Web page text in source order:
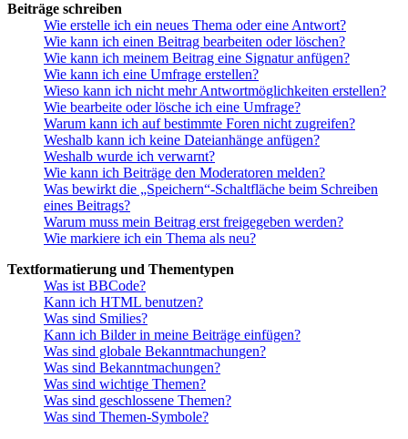
Beiträge schreiben
Wie erstelle ich ein neues Thema oder eine Antwort?
Wie kann ich einen Beitrag bearbeiten oder löschen?
Wie kann ich meinem Beitrag eine Signatur anfügen?
Wie kann ich eine Umfrage erstellen?
Wieso kann ich nicht mehr Antwortmöglichkeiten erstellen?
Wie bearbeite oder lösche ich eine Umfrage?
Warum kann ich auf bestimmte Foren nicht zugreifen?
Weshalb kann ich keine Dateianhänge anfügen?
Weshalb wurde ich verwarnt?
Wie kann ich Beiträge den Moderatoren melden?
Was bewirkt die „Speichern“-Schaltfläche beim Schreiben
eines Beitrags?
Warum muss mein Beitrag erst freigegeben werden?
Wie markiere ich ein Thema als neu?
Textformatierung und Thementypen
Was ist BBCode?
Kann ich HTML benutzen?
Was sind Smilies?
Kann ich Bilder in meine Beiträge einfügen?
Was sind globale Bekanntmachungen?
Was sind Bekanntmachungen?
Was sind wichtige Themen?
Was sind geschlossene Themen?
Was sind Themen-Symbole?